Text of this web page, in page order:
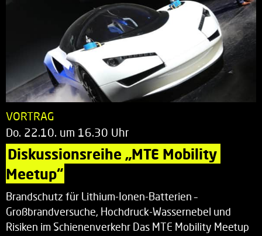
VORTRAG
Do. 22.10. um 16.30 Uhr
Diskussionsreihe „MTE Mobility
Meetup“
Brandschutz für Lithium-Ionen-Batterien –
Großbrandversuche, Hochdruck-Wassernebel und
Risiken im Schienenverkehr Das MTE Mobility Meetup